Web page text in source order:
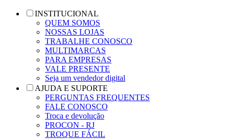
INSTITUCIONAL
QUEM SOMOS
NOSSAS LOJAS
TRABALHE CONOSCO
MULTIMARCAS
PARA EMPRESAS
VALE PRESENTE
Seja um vendedor digital
AJUDA E SUPORTE
PERGUNTAS FREQUENTES
FALE CONOSCO
Troca e devolução
PROCON - RJ
TROQUE FÁCIL